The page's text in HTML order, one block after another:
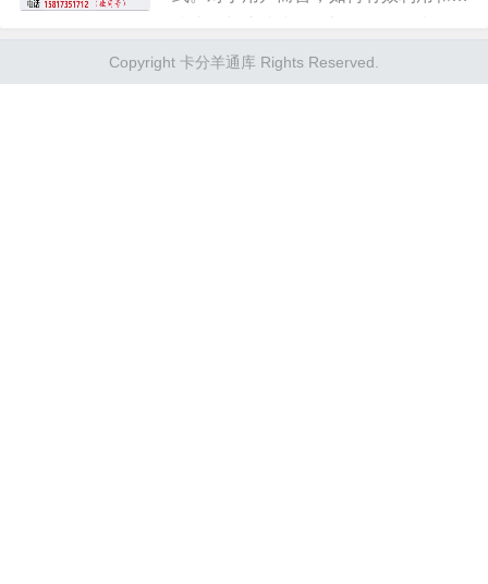
明确的是，分期乐提供的额度并非简单
的贷款工具，而是结合了电商购物...
Copyright 卡分羊通库 Rights Reserved.